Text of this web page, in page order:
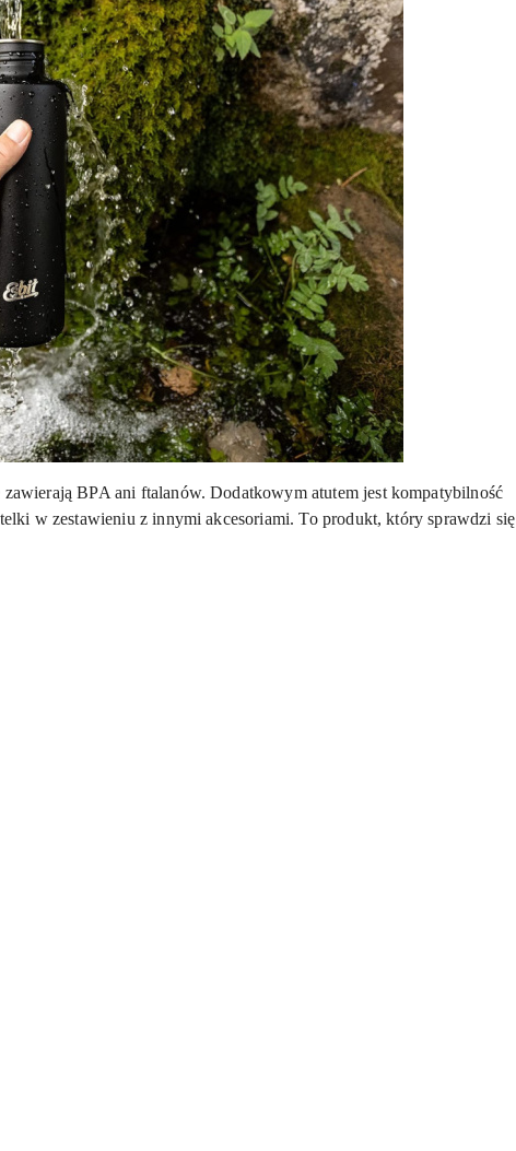
BPA ani ftalanów. Dodatkowym atutem jest kompatybilność
w zestawieniu z innymi akcesoriami. To produkt, który sprawdzi się